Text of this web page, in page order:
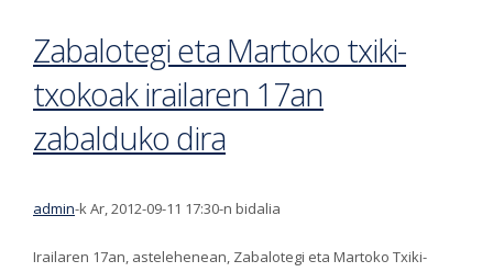
Zabalotegi eta Martoko txiki-
txokoak irailaren 17an
zabalduko dira
admin-k Ar, 2012-09-11 17:30-n bidalia
Irailaren 17an, astelehenean, Zabalotegi eta Martoko Txiki-